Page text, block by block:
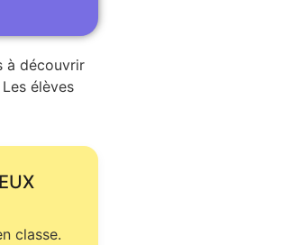
à découvrir
Les élèves
classe.